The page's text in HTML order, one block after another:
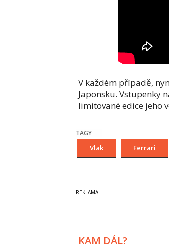
V každém případě,
Japonsku. Vstupenky
limitované edice jeho
TAGY
Vlak Ferrari
KAM DÁL?